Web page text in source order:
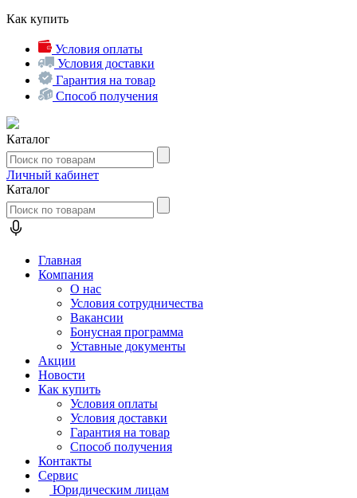
Как купить
Условия оплаты
Условия доставки
Гарантия на товар
Способ получения
Каталог
Личный кабинет
Каталог
Главная
Компания
О нас
Условия сотрудничества
Вакансии
Бонусная программа
Уставные документы
Акции
Новости
Как купить
Условия оплаты
Условия доставки
Гарантия на товар
Способ получения
Контакты
Сервис
Юридическим лицам